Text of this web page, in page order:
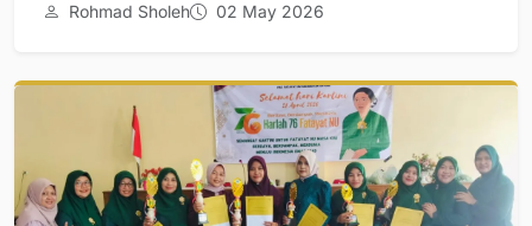
Rohmad Sholeh 02 May 2026